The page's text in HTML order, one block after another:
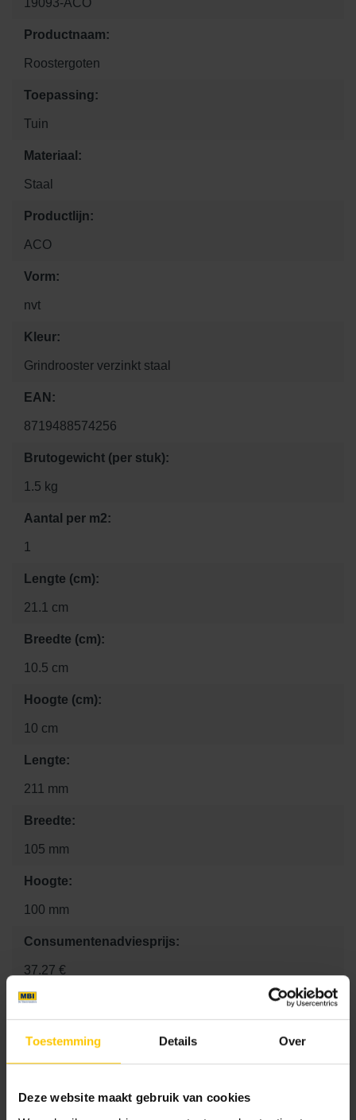
Toestemming Details Over
Deze website maakt gebruik van cookies
19093-ACO
Productnaam:
Roostergoten
Toepassing:
Tuin
Materiaal:
Staal
Productlijn:
ACO
Vorm:
nvt
Kleur:
Grindrooster verzinkt staal
EAN:
8719488574256
Brutogewicht (per stuk):
1.5 kg
Aantal per m2:
1
Lengte (cm):
21.1 cm
Breedte (cm):
10.5 cm
Hoogte (cm):
10 cm
Lengte:
211 mm
Breedte:
105 mm
Hoogte:
100 mm
Consumentenadviesprijs:
37.27 €
Standaard kleuren